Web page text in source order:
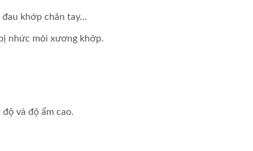
đau khớp chân tay…
nhức mỏi xương khớp.
và độ ẩm cao.